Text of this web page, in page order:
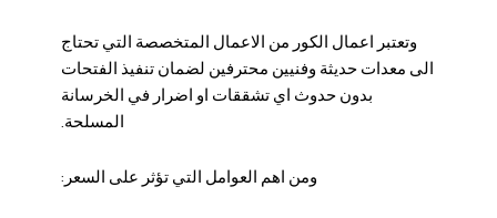
وتعتبر اعمال الكور من الاعمال المتخصصة التي تحتاج
الى معدات حديثة وفنيين محترفين لضمان تنفيذ الفتحات
بدون حدوث اي تشققات او اضرار في الخرسانة
المسلحة.
ومن اهم العوامل التي تؤثر على السعر: